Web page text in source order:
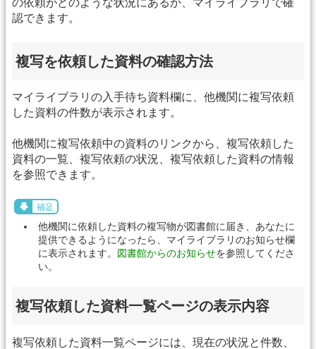
の依頼がどのような状況にあるか、マイライブラリで確
認できます。
複写を依頼した資料の確認方法
マイライブラリの入手待ち資料欄に、他機関に複写依頼
した資料の件数が表示されます。
他機関に複写依頼中の資料のリンクから、複写依頼した
資料の一覧、複写依頼の状況、複写依頼した資料の情報
を参照できます。
補足
他機関に依頼した資料の複写物が図書館に届き、あなたに
提供できるようになったら、マイライブラリのお知らせ欄
に表示されます。 図書館からのお知らせを参照してくださ
い。
複写依頼した資料一覧ページの表示内容
複写依頼した資料一覧ページには、現在の状況と件数、